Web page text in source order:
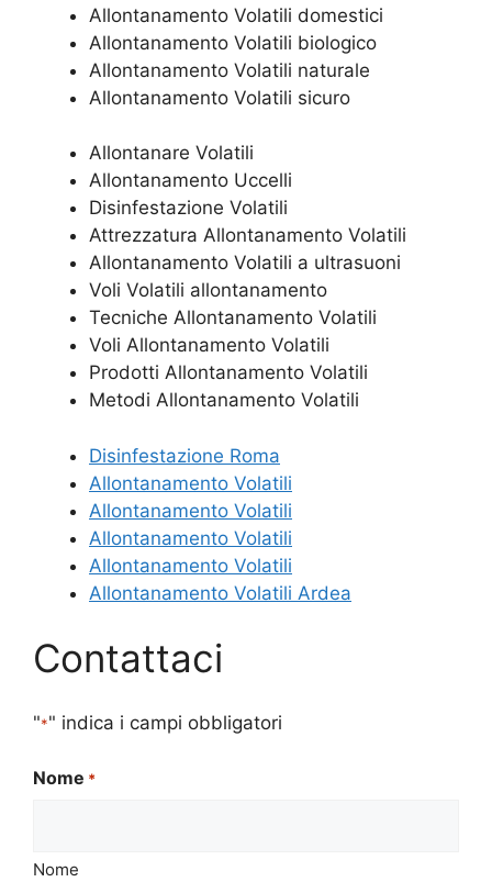
Allontanamento Volatili domestici
Allontanamento Volatili biologico
Allontanamento Volatili naturale
Allontanamento Volatili sicuro
Allontanare Volatili
Allontanamento Uccelli
Disinfestazione Volatili
Attrezzatura Allontanamento Volatili
Allontanamento Volatili a ultrasuoni
Voli Volatili allontanamento
Tecniche Allontanamento Volatili
Voli Allontanamento Volatili
Prodotti Allontanamento Volatili
Metodi Allontanamento Volatili
Disinfestazione Roma
Allontanamento Volatili
Allontanamento Volatili
Allontanamento Volatili
Allontanamento Volatili
Allontanamento Volatili Ardea
Contattaci
"*" indica i campi obbligatori
Nome *
Nome